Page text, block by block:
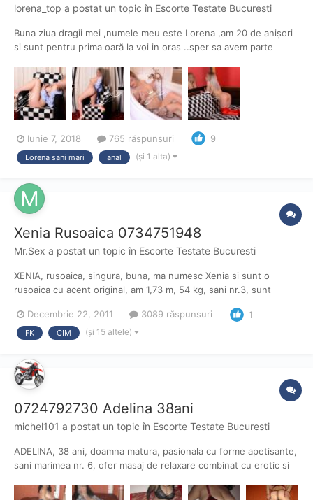
lorena_top a postat un topic în Escorte Testate Bucuresti
Buna ziua dragii mei ,numele meu este Lorena ,am 20 de anișori
si sunt pentru prima oară la voi in oras ..sper sa avem parte
cateva poze cu mine si mici detalii despre serviciile mele ...va
pup si astept cu nerăbdare să ne cunoaștem 150...
Iunie 7, 2018 765 răspunsuri 9
Lorena sani mari anal (și 1 alta)
Xenia Rusoaica 0734751948
Mr.Sex a postat un topic în Escorte Testate Bucuresti
XENIA, rusoaica, singura, buna, ma numesc Xenia si sunt o
rusoaica cu acent original, am 1,73 m, 54 kg, sani nr.3, sunt
singura si pozele sunt reale din locatie 0761238231 .Poate stie
cineva ceva de ea ...astept pana maine seara daca nu ,ma...
Decembrie 22, 2011 3089 răspunsuri 1
FK CIM (și 15 altele)
0724792730 Adelina 38ani
michel101 a postat un topic în Escorte Testate Bucuresti
ADELINA, 38 ani, doamna matura, pasionala cu forme apetisante,
sani marimea nr. 6, ofer masaj de relaxare combinat cu erotic si
discreta, poze reale. tel 0724.792.730. pret 100/ora. Incantat de